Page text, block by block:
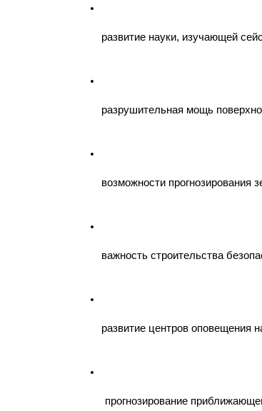
развитие науки, изучающей
разрушительная мощь
возможности прогнозирования
важность строительства
развитие центров оповещения
прогнозирование